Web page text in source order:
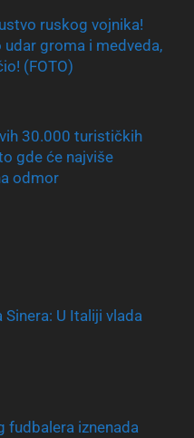
ruskog vojnika!
groma i medveda,
(FOTO)
30.000 turističkih
gde će najviše
odmor
U Italiji vlada
fudbalera iznenada